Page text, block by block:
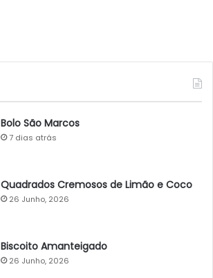
Bolo São Marcos
7 dias atrás
Quadrados Cremosos de Limão e Coco
26 Junho, 2026
Biscoito Amanteigado
26 Junho, 2026